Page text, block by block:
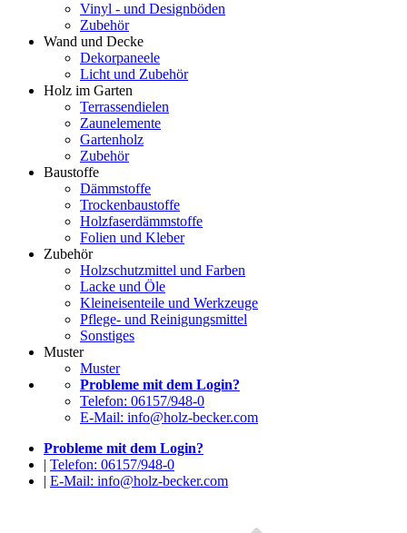
Vinyl - und Designböden
Zubehör
Wand und Decke
Dekorpaneele
Licht und Zubehör
Holz im Garten
Terrassendielen
Zaunelemente
Gartenholz
Zubehör
Baustoffe
Dämmstoffe
Trockenbaustoffe
Holzfaserdämmstoffe
Folien und Kleber
Zubehör
Holzschutzmittel und Farben
Lacke und Öle
Kleineisenteile und Werkzeuge
Pflege- und Reinigungsmittel
Sonstiges
Muster
Muster
Probleme mit dem Login?
Telefon: 06157/948-0
E-Mail: info@holz-becker.com
Probleme mit dem Login?
| Telefon: 06157/948-0
| E-Mail: info@holz-becker.com